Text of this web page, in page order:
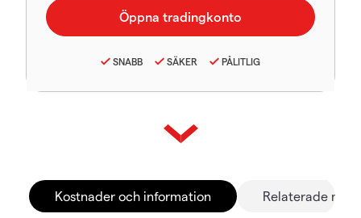
SNABB SÄKER PÅLITLIG
Kostnader och information Relaterade